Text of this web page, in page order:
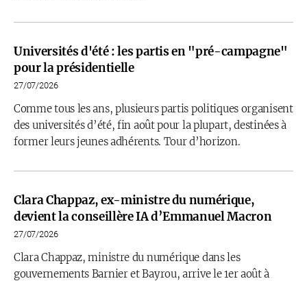
Universités d'été : les partis en "pré-campagne"
pour la présidentielle
27/07/2026
Comme tous les ans, plusieurs partis politiques organisent
des universités d’été, fin août pour la plupart, destinées à
former leurs jeunes adhérents. Tour d’horizon.
Clara Chappaz, ex-ministre du numérique,
devient la conseillère IA d’Emmanuel Macron
27/07/2026
Clara Chappaz, ministre du numérique dans les
gouvernements Barnier et Bayrou, arrive le 1er août à